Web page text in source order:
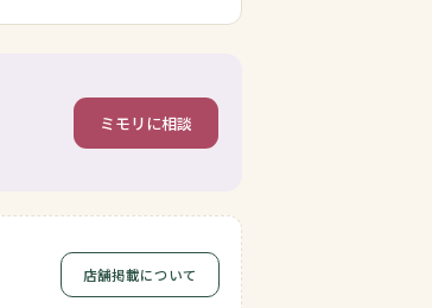
ミモリに相談
店舗掲載について